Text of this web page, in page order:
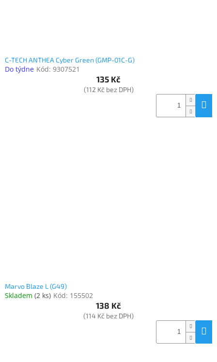
C-TECH ANTHEA Cyber Green (GMP-01C-G)
Do týdne Kód: 9307521
135 Kč
(112 Kč bez DPH)
Marvo Blaze L (G49)
Skladem (2 ks) Kód: 155502
138 Kč
(114 Kč bez DPH)